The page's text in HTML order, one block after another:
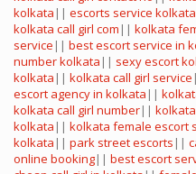
kolkata || escorts service kolkata
kolkata call girl com || kolkata
service || best escort service in
number kolkata || sexy escort
kolkata || kolkata call girl service
escort agency in kolkata ||
kolkata call girl number||
kolkata || kolkata female escort
kolkata || park street escorts ||
online booking|| best escort